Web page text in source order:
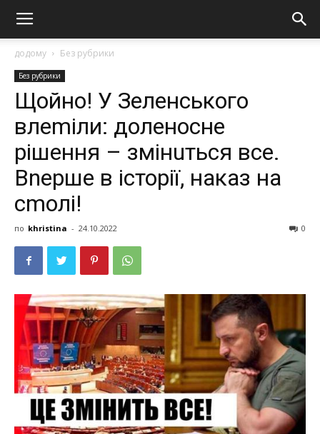
додому Без рубрики
Без рубрики
Щойно! У Зеленського
влеmіли: доленосне
рішeння – змінuться все.
Вnерше в історії, наказ на
сmолі!
по khristina - 24.10.2022 0